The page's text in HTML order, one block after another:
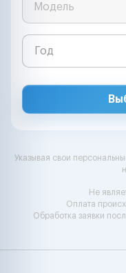
Модель
Указывая свои
Не
Оплата
Обработка заявки